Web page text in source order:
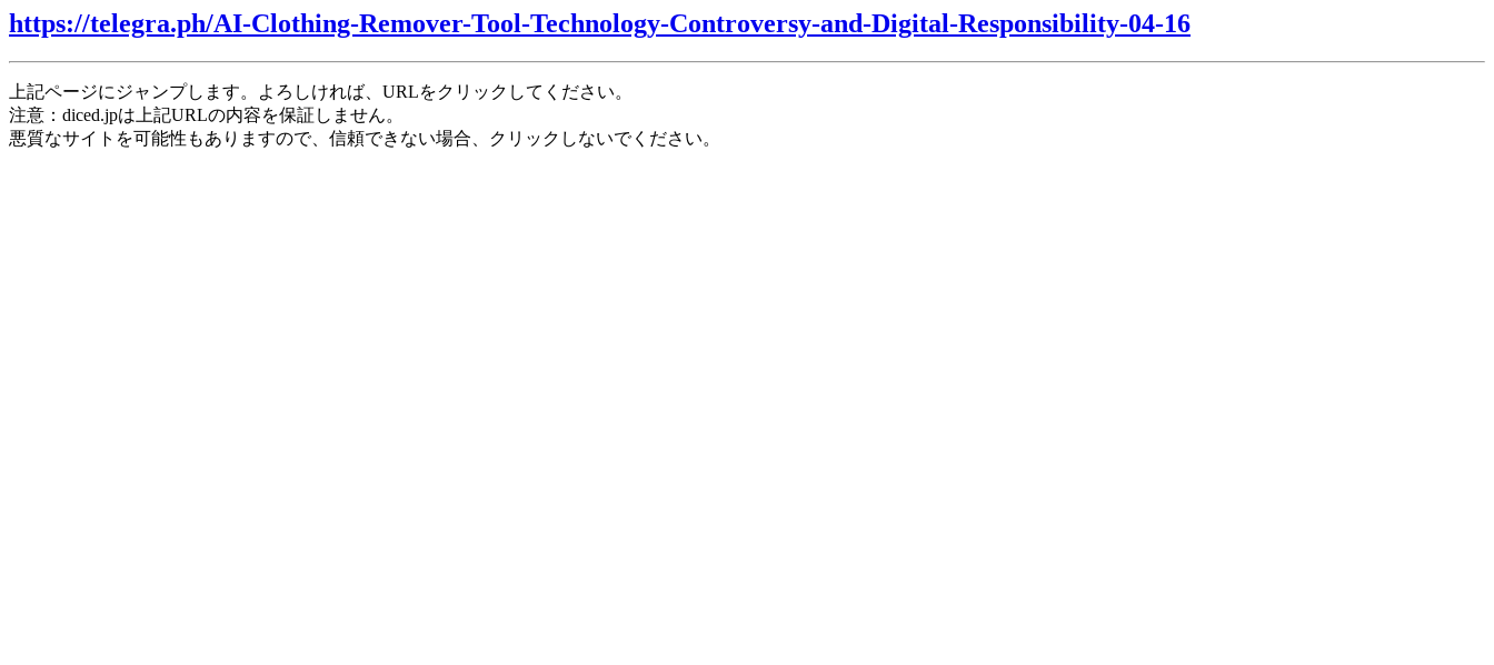
https://telegra.ph/AI-Clothing-Remover-Tool-Technology-Controversy-and-Digital-Responsibility-04-16
上記ページにジャンプします。よろしければ、URLをクリックしてください。
注意：diced.jpは上記URLの内容を保証しません。
悪質なサイトを可能性もありますので、信頼できない場合、クリックしないでください。